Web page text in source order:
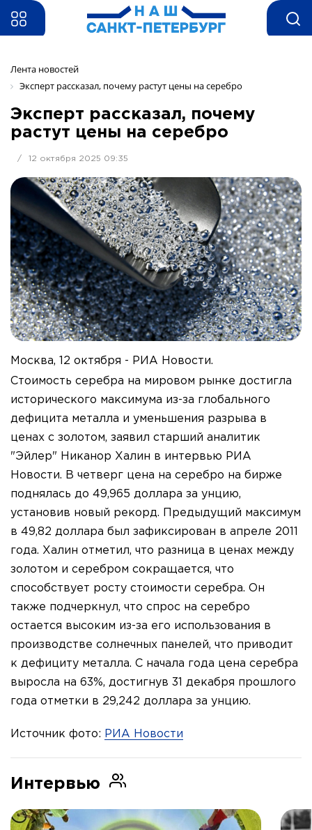
Лента новостей
Эксперт рассказал, почему растут цены на серебро
Эксперт рассказал, почему
растут цены на серебро
/ 12 октября 2025 09:35
Москва, 12 октября - РИА Новости.
Стоимость серебра на мировом рынке достигла
исторического максимума из-за глобального
дефицита металла и уменьшения разрыва в
ценах с золотом, заявил старший аналитик
"Эйлер" Никанор Халин в интервью РИА
Новости. В четверг цена на серебро на бирже
поднялась до 49,965 доллара за унцию,
установив новый рекорд. Предыдущий максимум
в 49,82 доллара был зафиксирован в апреле 2011
года. Халин отметил, что разница в ценах между
золотом и серебром сокращается, что
способствует росту стоимости серебра. Он
также подчеркнул, что спрос на серебро
остается высоким из-за его использования в
производстве солнечных панелей, что приводит
к дефициту металла. С начала года цена серебра
выросла на 63%, достигнув 31 декабря прошлого
года отметки в 29,242 доллара за унцию.
Источник фото: РИА Новости
Интервью